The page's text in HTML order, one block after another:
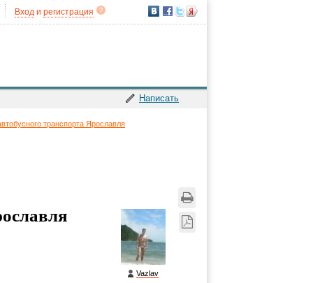
Вход и регистрация
Написать
транспорта Ярославля
Vazlav